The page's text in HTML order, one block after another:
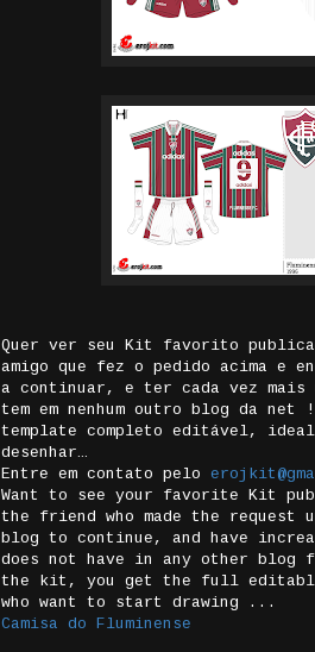
Quer ver seu Kit favorito
amigo que fez o pedido acima e
a continuar, e ter cada vez mais
tem em nenhum outro blog da
template completo editável, ideal
desenhar…
Entre em contato pelo
Want to see your favorite Kit
the friend who made the
blog to continue, and have
does not have in any other
the kit, you get the full
who want to start drawing ...
Camisa do Fluminense